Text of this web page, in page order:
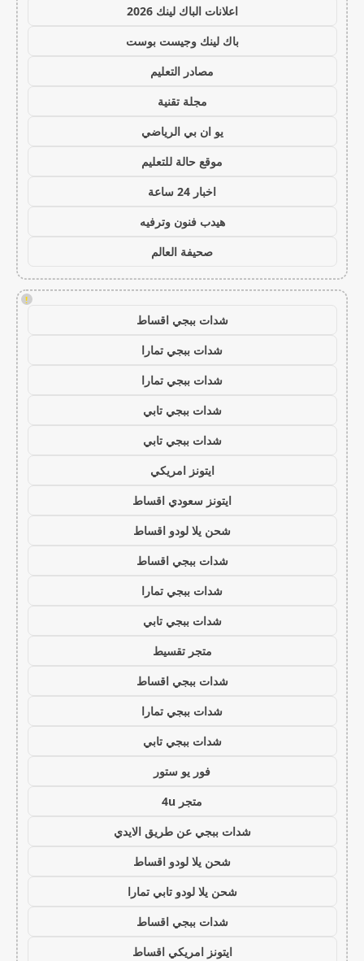
اعلانات الباك لينك 2026
باك لينك وجيست بوست
مصادر التعليم
مجلة تقنية
يو ان بي الرياضي
موقع حالة للتعليم
اخبار 24 ساعة
هيدب فنون وترفيه
صحيفة العالم
!
شدات ببجي اقساط
شدات ببجي تمارا
شدات ببجي تمارا
شدات ببجي تابي
شدات ببجي تابي
ايتونز امريكي
ايتونز سعودي اقساط
شحن يلا لودو اقساط
شدات ببجي اقساط
شدات ببجي تمارا
شدات ببجي تابي
متجر تقسيط
شدات ببجي اقساط
شدات ببجي تمارا
شدات ببجي تابي
فور يو ستور
متجر 4u
شدات ببجي عن طريق الايدي
شحن يلا لودو اقساط
شحن يلا لودو تابي تمارا
شدات ببجي اقساط
ايتونز امريكي اقساط